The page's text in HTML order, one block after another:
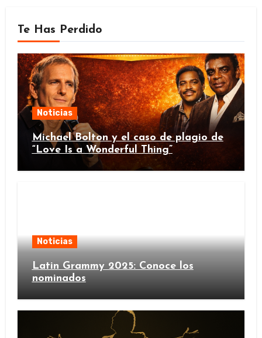
Te Has Perdido
Noticias
Michael Bolton y el caso de plagio de
“Love Is a Wonderful Thing”
Noticias
Latin Grammy 2025: Conoce los
nominados